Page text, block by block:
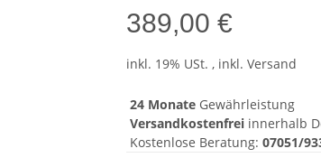
389,00 €
inkl. 19% USt. , inkl. Versand
24 Monate Gewährleistung
Versandkostenfrei innerhalb
Kostenlose Beratung: 07051/